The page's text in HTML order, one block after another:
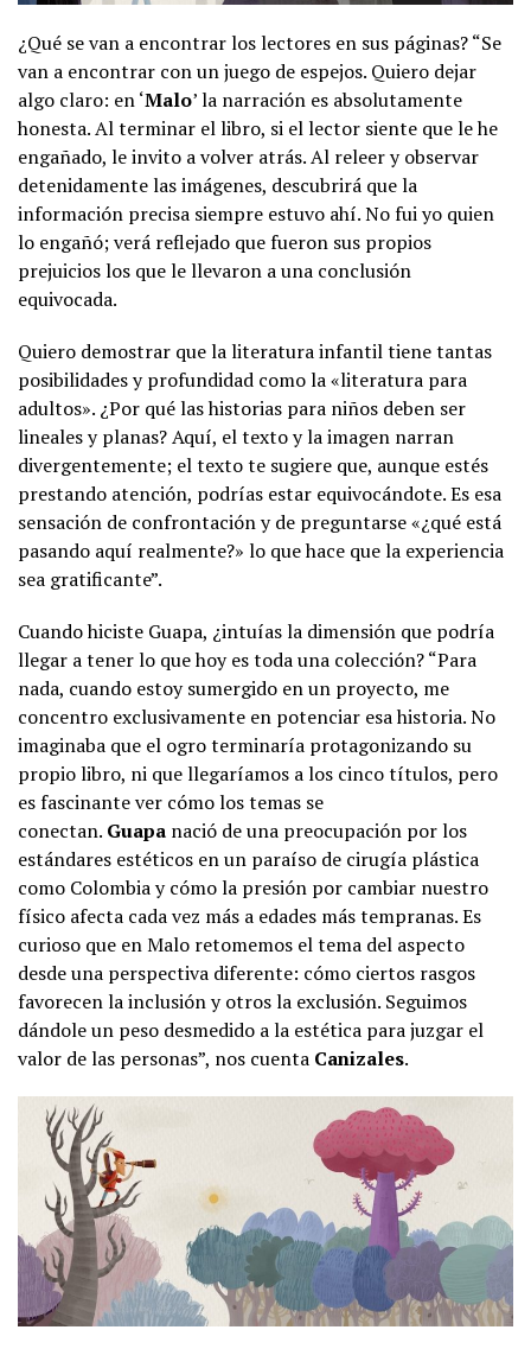
¿Qué se van a encontrar los lectores en sus páginas? “Se
van a encontrar con un juego de espejos. Quiero dejar
algo claro: en ‘Malo’ la narración es absolutamente
honesta. Al terminar el libro, si el lector siente que le he
engañado, le invito a volver atrás. Al releer y observar
detenidamente las imágenes, descubrirá que la
información precisa siempre estuvo ahí. No fui yo quien
lo engañó; verá reflejado que fueron sus propios
prejuicios los que le llevaron a una conclusión
equivocada.
Quiero demostrar que la literatura infantil tiene tantas
posibilidades y profundidad como la «literatura para
adultos». ¿Por qué las historias para niños deben ser
lineales y planas? Aquí, el texto y la imagen narran
divergentemente; el texto te sugiere que, aunque estés
prestando atención, podrías estar equivocándote. Es esa
sensación de confrontación y de preguntarse «¿qué está
pasando aquí realmente?» lo que hace que la experiencia
sea gratificante”.
Cuando hiciste Guapa, ¿intuías la dimensión que podría
llegar a tener lo que hoy es toda una colección? “Para
nada, cuando estoy sumergido en un proyecto, me
concentro exclusivamente en potenciar esa historia. No
imaginaba que el ogro terminaría protagonizando su
propio libro, ni que llegaríamos a los cinco títulos, pero
es fascinante ver cómo los temas se
conectan. Guapa nació de una preocupación por los
estándares estéticos en un paraíso de cirugía plástica
como Colombia y cómo la presión por cambiar nuestro
físico afecta cada vez más a edades más tempranas. Es
curioso que en Malo retomemos el tema del aspecto
desde una perspectiva diferente: cómo ciertos rasgos
favorecen la inclusión y otros la exclusión. Seguimos
dándole un peso desmedido a la estética para juzgar el
valor de las personas”, nos cuenta Canizales.